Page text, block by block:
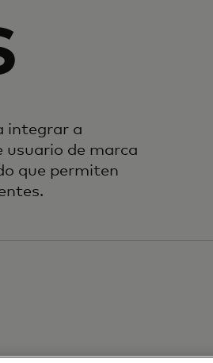
integrar a
usuario de marca
que permiten